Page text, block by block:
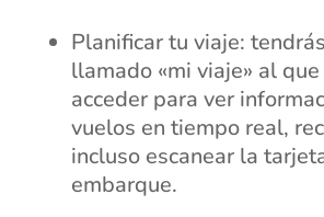
Planificar tu viaje:
llamado «mi viaje» al
acceder para ver
vuelos en tiempo real,
incluso escanear la
embarque.